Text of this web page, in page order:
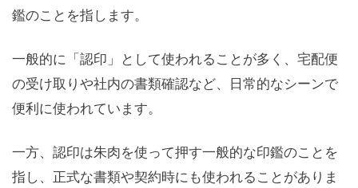
鑑のことを指します。
一般的に「認印」として使われることが多く、宅配便
の受け取りや社内の書類確認など、日常的なシーンで
便利に使われています。
一方、認印は朱肉を使って押す一般的な印鑑のことを
指し、正式な書類や契約時にも使われることがありま